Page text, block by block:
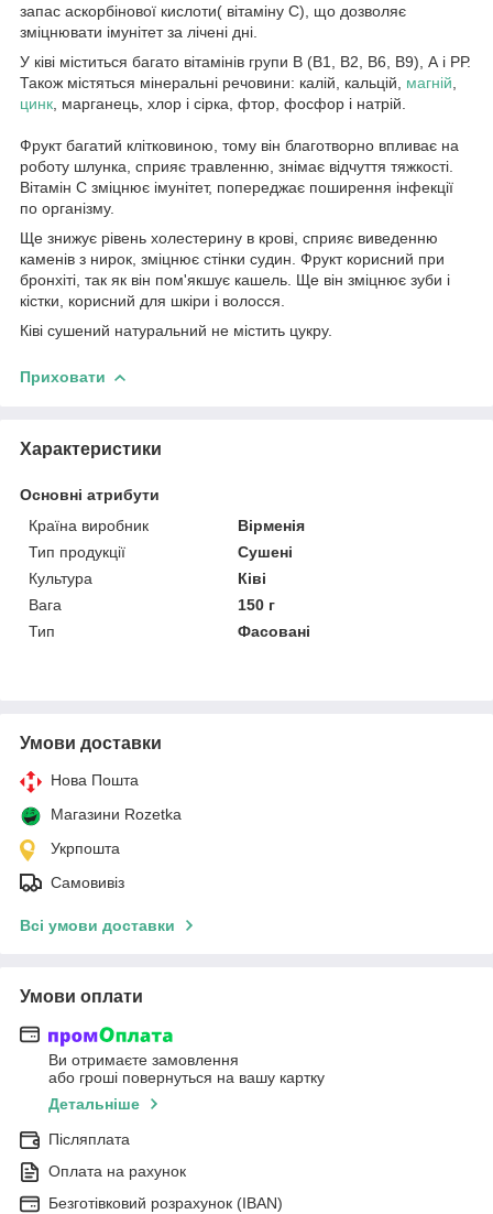
запас аскорбінової кислоти( вітаміну C), що дозволяє
зміцнювати імунітет за лічені дні.
У ківі міститься багато вітамінів групи В (В1, В2, В6, В9), А і РР.
Також містяться мінеральні речовини: калій, кальцій, магній
цинк , марганець, хлор і сірка, фтор, фосфор і натрій.
Фрукт багатий клітковиною, тому він благотворно впливає на
роботу шлунка, сприяє травленню, знімає відчуття тяжкості.
Вітамін С зміцнює імунітет, попереджає поширення інфекції
по організму.
Ще знижує рівень холестерину в крові, сприяє виведенню
каменів з нирок, зміцнює стінки судин. Фрукт корисний при
бронхіті, так як він пом'якшує кашель. Ще він зміцнює зуби і
кістки, корисний для шкіри і волосся.
Ківі сушений натуральний не містить цукру.
Приховати
Характеристики
Основні атрибути
Країна виробник
Вірменія
Тип продукції
Сушені
Культура
Ківі
Вага
150 г
Тип
Фасовані
Умови доставки
Нова Пошта
Магазини Rozetka
Укрпошта
Самовивіз
Всі умови доставки
Умови оплати
Ви отримаєте замовлення
або гроші повернуться на вашу картку
Детальніше
Післяплата
Оплата на рахунок
Безготівковий розрахунок (IBAN)